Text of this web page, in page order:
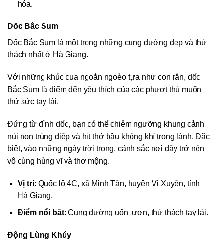
hóa.
Dốc Bắc Sum
Dốc Bắc Sum là một trong những cung đường đẹp và thử
thách nhất ở Hà Giang.
Với những khúc cua ngoằn ngoèo tựa như con rắn, dốc
Bắc Sum là điểm đến yêu thích của các phượt thủ muốn
thử sức tay lái.
Đứng từ đỉnh dốc, bạn có thể chiêm ngưỡng khung cảnh
núi non trùng điệp và hít thở bầu không khí trong lành. Đặc
biệt, vào những ngày trời trong, cảnh sắc nơi đây trở nên
vô cùng hùng vĩ và thơ mộng.
Vị trí: Quốc lộ 4C, xã Minh Tân, huyện Vị Xuyên, tỉnh
Hà Giang.
Điểm nổi bật: Cung đường uốn lượn, thử thách tay lái.
Động Lùng Khúy